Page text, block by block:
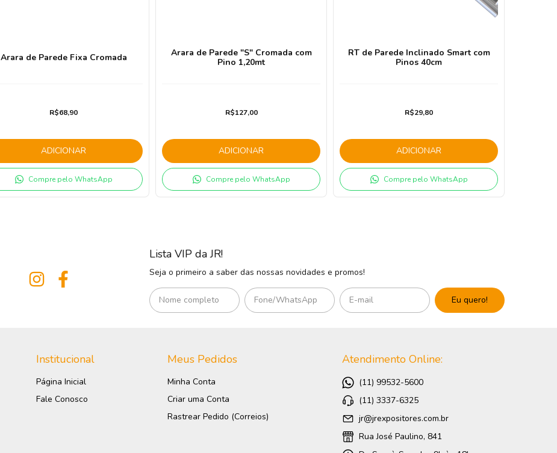
Arara de Parede Fixa Cromada
R$68,90
ADICIONAR
Compre pelo WhatsApp
Arara de Parede "S" Cromada com
Pino 1,20mt
R$127,00
ADICIONAR
Compre pelo WhatsApp
RT de Parede Inclinado Smart com
Pinos 40cm
R$29,80
ADICIONAR
Compre pelo WhatsApp
Lista VIP da JR!
Seja o primeiro a saber das nossas novidades e promos!
Institucional
Página Inicial
Fale Conosco
Meus Pedidos
Minha Conta
Criar uma Conta
Rastrear Pedido (Correios)
Atendimento Online:
(11) 99532-5600
(11) 3337-6325
jr@jrexpositores.com.br
Rua José Paulino, 841